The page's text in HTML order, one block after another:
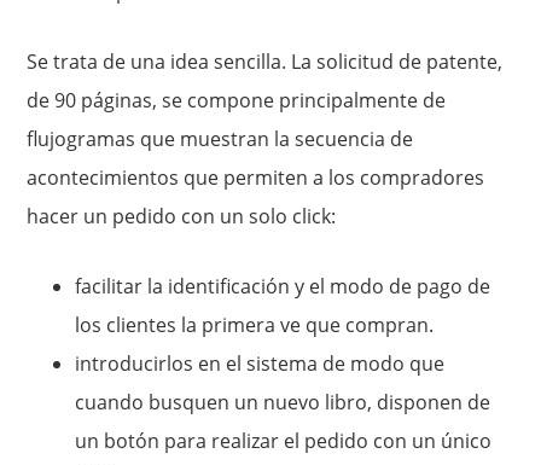
Se trata de una idea sencilla. La solicitud de patente,
de 90 páginas, se compone principalmente de
flujogramas que muestran la secuencia de
acontecimientos que permiten a los compradores
hacer un pedido con un solo click:
facilitar la identificación y el modo de pago de
los clientes la primera ve que compran.
introducirlos en el sistema de modo que
cuando busquen un nuevo libro, disponen de
un botón para realizar el pedido con un único